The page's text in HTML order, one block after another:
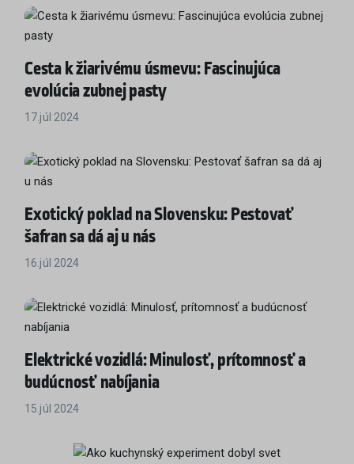
Cesta k žiarivému úsmevu: Fascinujúca
evolúcia zubnej pasty
17.júl 2024
Exotický poklad na Slovensku: Pestovať
šafran sa dá aj u nás
16.júl 2024
Elektrické vozidlá: Minulosť, prítomnosť a
budúcnosť nabíjania
15.júl 2024